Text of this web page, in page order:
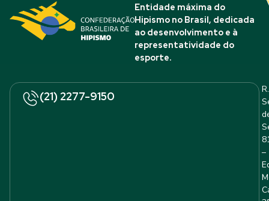
Entidade máxima do
Hipismo no Brasil, dedicada
ao desenvolvimento e à
representatividade do
esporte.
(21) 2277-9150
R.
–